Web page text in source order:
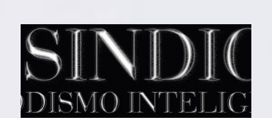
EL SINDICAL
Periodismo Inteligente